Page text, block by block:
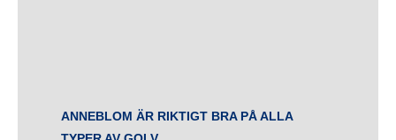
ANNEBLOM ÄR RIKTIGT BRA PÅ ALLA